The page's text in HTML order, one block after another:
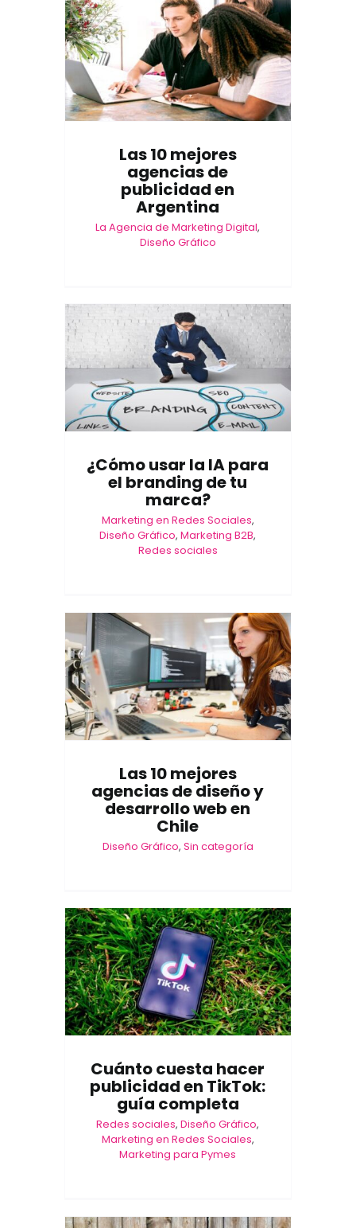
Las 10 mejores
agencias de
publicidad en
Argentina
La Agencia de Marketing Digital,
Diseño Gráfico
¿Cómo usar la IA para
el branding de tu
marca?
Marketing en Redes Sociales,
Diseño Gráfico,Marketing B2B,
Redes sociales
Las 10 mejores
agencias de diseño y
desarrollo web en
Chile
Diseño Gráfico, Sin categoría
Cuánto cuesta hacer
publicidad en TikTok:
guía completa
Redes sociales,Diseño Gráfico,
Marketing en Redes Sociales,
Marketing para Pymes